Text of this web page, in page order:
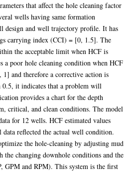
that affect the hole cleaning factor
wells having same formation
design and well trajectory profile. It has
carrying index (CCI) = [0, 1.5]. The
the acceptable limit when HCF is
a poor hole cleaning condition when HCF
and therefore a corrective action is
it indicates that a problem will
provides a chart for the depth
critical, and clean conditions. The model
for 12 wells. HCF estimated values
reflected the actual well condition.
the hole-cleaning by adjusting mud
the changing downhole conditions and the
GPM and RPM). This system is the first